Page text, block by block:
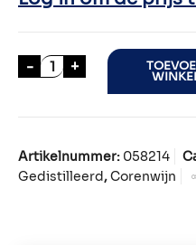
- OLIFANT OUDE
+
Artikelnummer: 058214
Gedistilleerd,Corenwijn